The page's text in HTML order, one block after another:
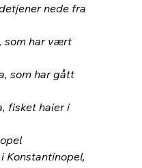
nede fra
som har vært
som har gått
fisket haier i
Konstantinopel,